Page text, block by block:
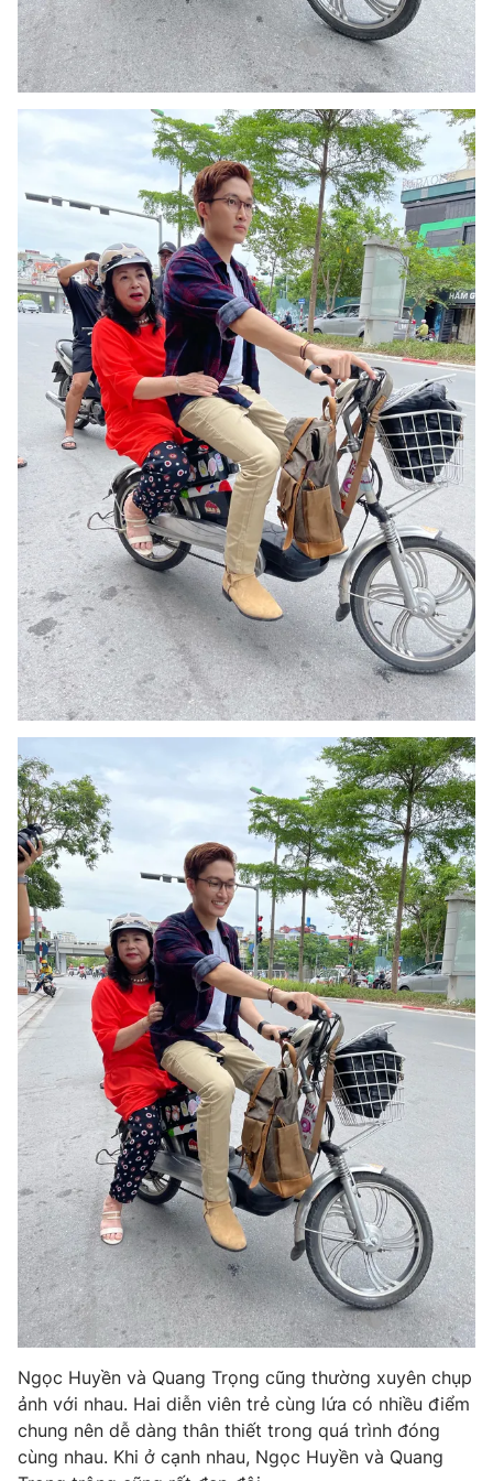
Photo Infographic
Video Shorts video
VTV Money VTV Thể thao
Bất động sản
Thị trường 24h Tấm lòng Việt
VTV4 Vươn mình bằng AI
VTV9 VTV8
Liên hệ tòa soạn English
THỜI BÁO VTV
Theo dõi báo trên
Cơ quan chủ quản:
Đài Truyền hình Việt Nam
Cơ quan báo chí:
Thời báo VTV
Giấy phép hoạt động báo in và báo điện tử số 483/GP-BTTTT
cấp ngày 29/12/2023
Tổng Biên tập:
Vũ Thanh Thủy
Phó Tổng Biên tập:
Nguyễn Thị Mỹ Hạnh, Phạm Quốc Thắng,
Nguyễn Trọng Ninh
Tổng đài VTV:024.38 355 931 - 024.38 355 932
Ðiện thoại Thời báo VTV:024.66 897 897
Email:
toasoan@vtv.vn
Liên hệ quảng cáo:024-7300.7108
® Cấm sao chép dưới mọi hình thức nếu không có sự chấp
thuận bằng văn bản. Ghi rõ nguồn VTV.vn khi phát hành lại
thông tin từ website này.
Ngọc Huyền và Quang Trọng cũng thường xuyên chụp
ảnh với nhau. Hai diễn viên trẻ cùng lứa có nhiều điểm
chung nên dễ dàng thân thiết trong quá trình đóng
cùng nhau. Khi ở cạnh nhau, Ngọc Huyền và Quang